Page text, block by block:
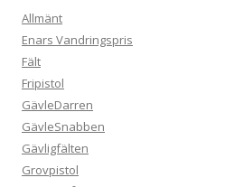
Allmänt
Enars Vandringspris
Fält
Fripistol
GävleDarren
GävleSnabben
Gävligfälten
Grovpistol